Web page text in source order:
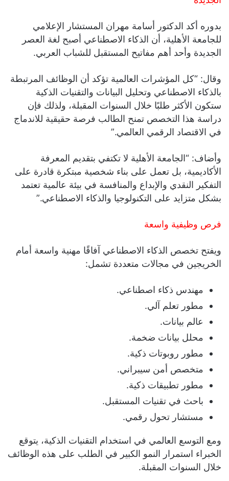
بدوره أكد الدكتور أسامة مهران المستشار الإعلامي
للجامعة الأهلية، أن الذكاء الاصطناعي أصبح لغة العصر
الجديدة وأحد أهم مفاتيح المستقبل للشباب العربي.
وقال: “كل المؤشرات العالمية تؤكد أن الوظائف المرتبطة
بالذكاء الاصطناعي وتحليل البيانات والتقنيات الذكية
ستكون الأكثر طلبًا خلال السنوات المقبلة، ولذلك فإن
دراسة هذا التخصص تمنح الطالب فرصة حقيقية للاندماج
في الاقتصاد الرقمي العالمي.”
وأضاف: “الجامعة الأهلية لا تكتفي بتقديم المعرفة
الأكاديمية، بل تعمل على بناء شخصية مبتكرة قادرة على
التفكير النقدي والإبداع والمنافسة في بيئة عالمية تعتمد
بشكل متزايد على التكنولوجيا والذكاء الاصطناعي.”
فرص وظيفية واسعة
ويفتح تخصص الذكاء الاصطناعي آفاقًا مهنية واسعة أمام
الخريجين في مجالات متعددة تشمل:
مهندس ذكاء اصطناعي.
مطور تعلم آلي.
عالم بيانات.
محلل بيانات ضخمة.
مطور روبوتات ذكية.
متخصص أمن سيبراني.
مطور تطبيقات ذكية.
باحث في تقنيات المستقبل.
مستشار تحول رقمي.
ومع التوسع العالمي في استخدام التقنيات الذكية، يتوقع
الخبراء استمرار النمو الكبير في الطلب على هذه الوظائف
خلال السنوات المقبلة.